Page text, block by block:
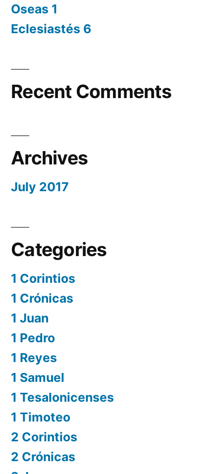
Oseas 1
Eclesiastés 6
Recent Comments
Archives
July 2017
Categories
1 Corintios
1 Crónicas
1 Juan
1 Pedro
1 Reyes
1 Samuel
1 Tesalonicenses
1 Timoteo
2 Corintios
2 Crónicas